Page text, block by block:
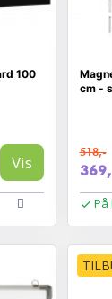
100
Vis
cm -
518,-
På